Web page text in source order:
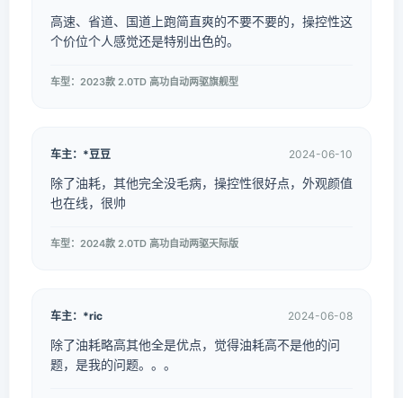
高速、省道、国道上跑简直爽的不要不要的，操控性这
个价位个人感觉还是特别出色的。
车型：2023款 2.0TD 高功自动两驱旗舰型
车主：*豆豆 2024-06-10
除了油耗，其他完全没毛病，操控性很好点，外观颜值
也在线，很帅
车型：2024款 2.0TD 高功自动两驱天际版
车主：*ric 2024-06-08
除了油耗略高其他全是优点，觉得油耗高不是他的问
题，是我的问题。。。